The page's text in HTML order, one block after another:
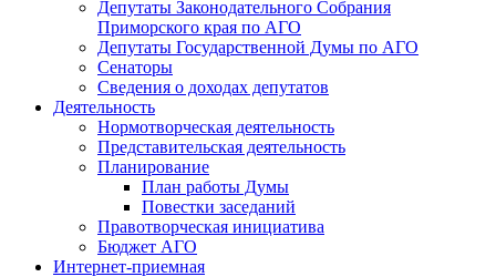
Депутаты Законодательного Собрания
Приморского края по АГО
Депутаты Государственной Думы по АГО
Сенаторы
Сведения о доходах депутатов
Деятельность
Нормотворческая деятельность
Представительская деятельность
Планирование
План работы Думы
Повестки заседаний
Правотворческая инициатива
Бюджет АГО
Интернет-приемная